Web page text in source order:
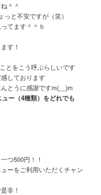
＾＾
と不安ですが（笑）
てます＾＾ｂ
す！
とをこう呼ぶらしいです
しております
とうに感謝ですm(__)m
ー（4種類）をどれでも
つ500円！！
ーをご利用いただくチャン
非！